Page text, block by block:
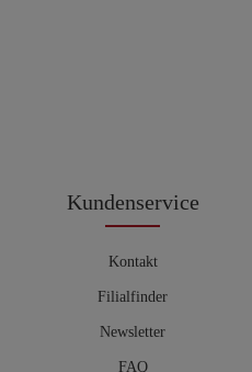
Kundenservice
Kontakt
Filialfinder
Newsletter
FAQ